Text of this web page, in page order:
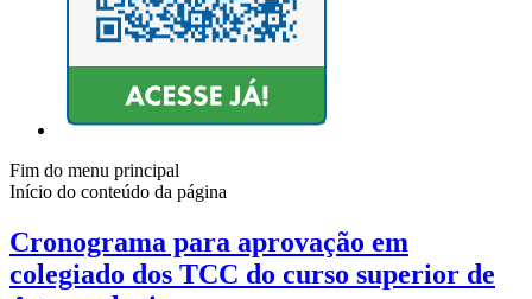
Fim do menu principal
Início do conteúdo da página
Cronograma para aprovação em
colegiado dos TCC do curso superior de